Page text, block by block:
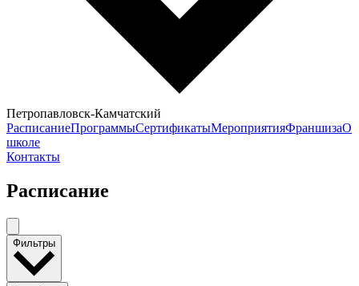
Петропавловск-Камчатский
РасписаниеПрограммыСертификатыМероприятияФраншизаО
школе
Контакты
Расписание
Фильтры